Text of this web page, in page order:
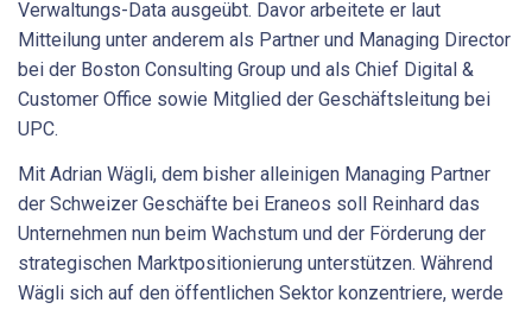
Verwaltungs-Data ausgeübt. Davor arbeitete er laut
Mitteilung unter anderem als Partner und Managing Director
bei der Boston Consulting Group und als Chief Digital &
Customer Office sowie Mitglied der Geschäftsleitung bei
UPC.
Mit Adrian Wägli, dem bisher alleinigen Managing Partner
der Schweizer Geschäfte bei Eraneos soll Reinhard das
Unternehmen nun beim Wachstum und der Förderung der
strategischen Marktpositionierung unterstützen. Während
Wägli sich auf den öffentlichen Sektor konzentriere, werde